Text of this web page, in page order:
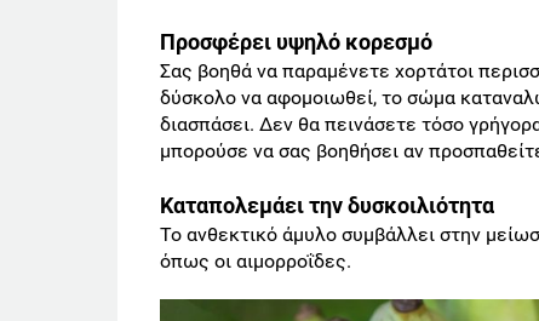
Προσφέρει υψηλό κορεσμό
Σας βοηθά να παραμένετε χορτάτοι
δύσκολο να αφομοιωθεί, το σώμα
διασπάσει. Δεν θα πεινάσετε τόσο
μπορούσε να σας βοηθήσει αν
Καταπολεμάει την δυσκοιλιότητα
Το ανθεκτικό άμυλο συμβάλλει στην
όπως οι αιμορροΐδες.